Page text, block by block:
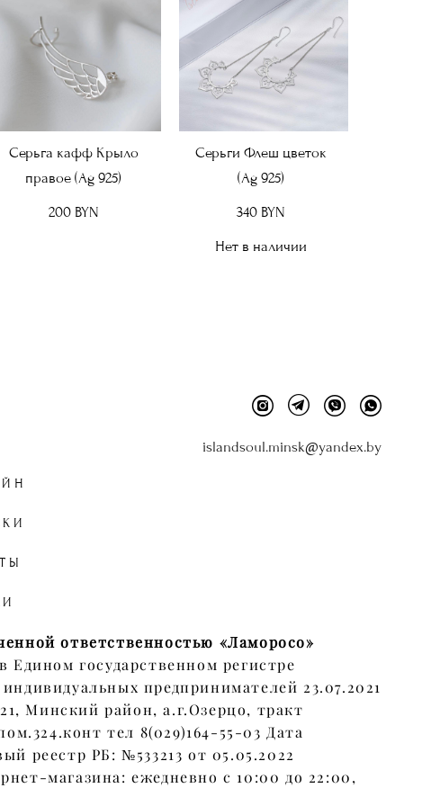
Серьга кафф Крыло
правое (Ag 925)
200 BYN
Серьги Флеш цветок
(Ag 925)
340 BYN
Нет в наличии
islandsoul.minsk@yandex.by
ответственностью «Ламоросо»
Едином государственном регистре
предпринимателей 23.07.2021
Минский район, а.г.Озерцо, тракт
тел 8(029)164-55-03 Дата
реестр РБ: №533213 от 05.05.2022
магазина: ежедневно с 10:00 до 22:00,